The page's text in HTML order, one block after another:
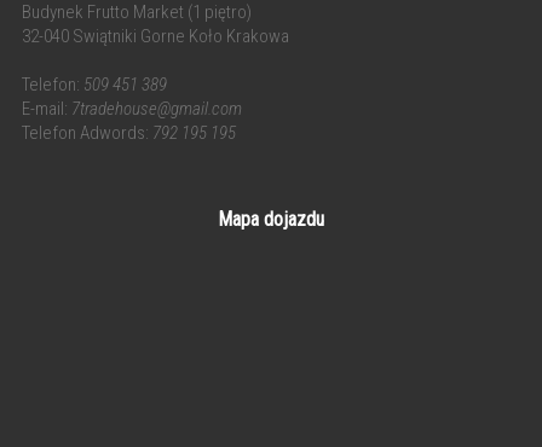
Budynek Frutto Market (1 piętro)
32-040 Swiątniki Gorne Koło Krakowa
Telefon: 509 451 389
E-mail: 7tradehouse@gmail.com
Telefon Adwords: 792 195 195
Mapa dojazdu